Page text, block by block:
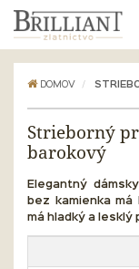
DOMOV
Strieborný
barokový
Elegantný
bez kamienka má
má hladký a lesklý